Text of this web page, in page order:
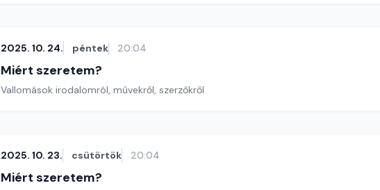
2025. 10. 24. péntek 20:04
Miért szeretem?
Vallomások irodalomról, művekről, szerzőkről
2025. 10. 23. csütörtök 20:04
Miért szeretem?